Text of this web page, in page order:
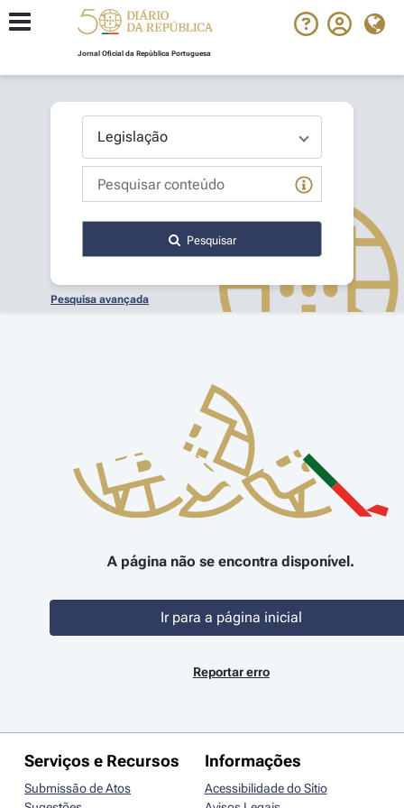
Jornal Oficial da República Portuguesa
Pesquisar
Pesquisa avançada
A página não se encontra disponível.
Ir para a página inicial
Reportar erro
Serviços e Recursos
Submissão de Atos
Informações
Acessibilidade do Sítio